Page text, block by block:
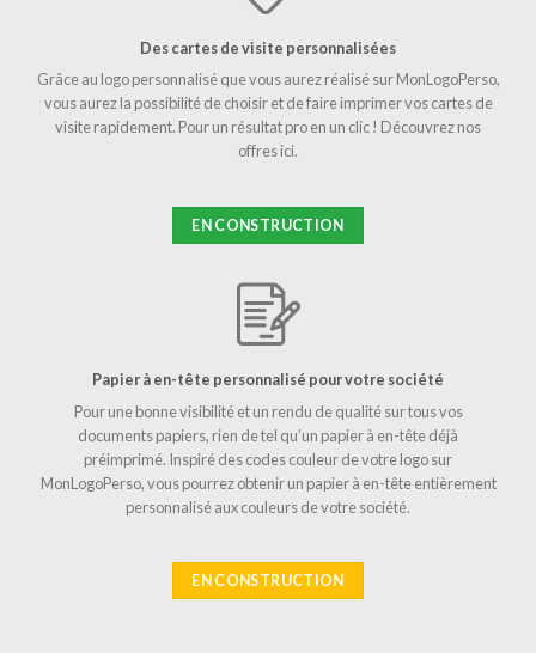
Des cartes de visite personnalisées
Grâce au logo personnalisé que vous aurez réalisé sur MonLogoPerso,
vous aurez la possibilité de choisir et de faire imprimer vos cartes de
visite rapidement. Pour un résultat pro en un clic ! Découvrez nos
offres ici.
EN CONSTRUCTION
Papier à en-tête personnalisé pour votre société
Pour une bonne visibilité et un rendu de qualité sur tous vos
documents papiers, rien de tel qu’un papier à en-tête déjà
préimprimé. Inspiré des codes couleur de votre logo sur
MonLogoPerso, vous pourrez obtenir un papier à en-tête entièrement
personnalisé aux couleurs de votre société.
EN CONSTRUCTION